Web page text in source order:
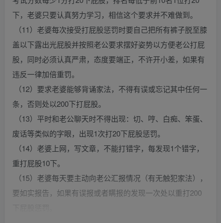
下，老婆只要认真努力学习，相信这个要求并不难做到。
（11）老婆每次接受打屁股惩罚时要自己把所有裤子脱至膝
盖以下露出光屁股并按照老公要求摆好姿势以方便老公打屁
股，同时必须认真严肃，态度要端正，不许开小差，如果有
违反一律加倍重罚。
（12）要求老婆能够背诵家法，不得有误或忘记其中任何一
条，否则处以200下打屁股。
（13）平时和老公聊天时不得出现：切、哼、白痴、笨蛋、
废话等类似的字眼，出现1次打20下屁股惩罚。
（14）老婆上网，写文章，不能打错字，每发现1个错字，
重打屁股10下。
（15）老婆每天要主动向老公汇报情况（有无触犯家法），
要如实报告，如果有误报或者瞒报的发现一次处以重打200